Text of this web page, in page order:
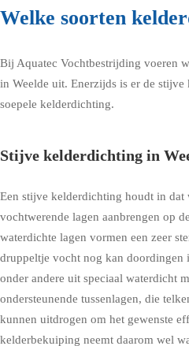
Welke soorten
Bij Aquatec Vochtbestrijding voeren
in Weelde uit. Enerzijds is er de
soepele kelderdichting.
Stijve kelderdichting in
Een stijve kelderdichting houdt in dat
vochtwerende lagen aanbrengen op
waterdichte lagen vormen een zeer
druppeltje vocht nog kan doordingen
onder andere uit speciaal waterdicht
ondersteunende tussenlagen, die
kunnen uitdrogen om het gewenste
kelderbekuiping neemt daarom wel